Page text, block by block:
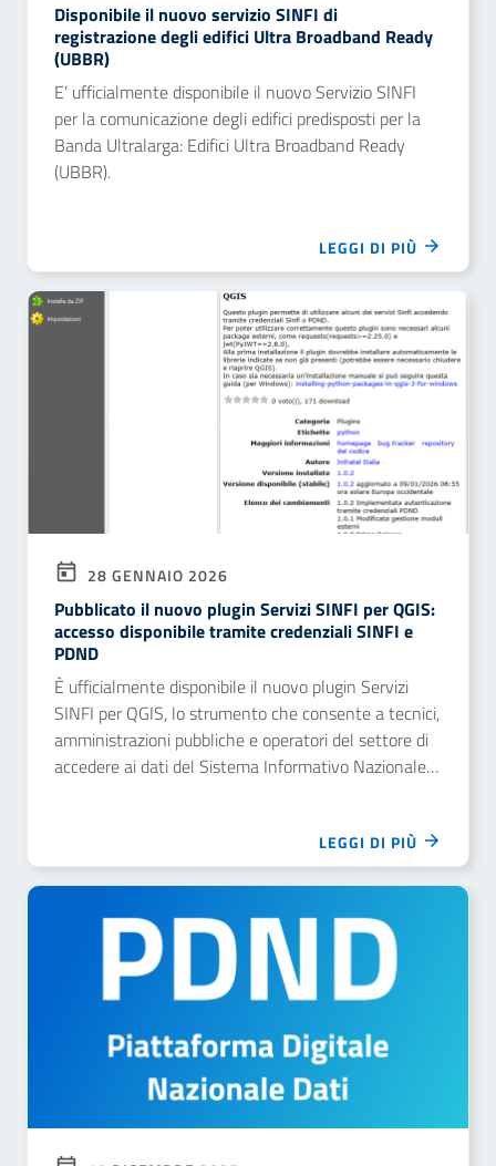
Disponibile il nuovo servizio SINFI di
registrazione degli edifici Ultra Broadband Ready
(UBBR)
E’ ufficialmente disponibile il nuovo Servizio SINFI
per la comunicazione degli edifici predisposti per la
Banda Ultralarga: Edifici Ultra Broadband Ready
(UBBR).
LEGGI DI PIÙ
28 GENNAIO 2026
Pubblicato il nuovo plugin Servizi SINFI per QGIS:
accesso disponibile tramite credenziali SINFI e
PDND
È ufficialmente disponibile il nuovo plugin Servizi
SINFI per QGIS, lo strumento che consente a tecnici,
amministrazioni pubbliche e operatori del settore di
accedere ai dati del Sistema Informativo Nazionale
LEGGI DI PIÙ